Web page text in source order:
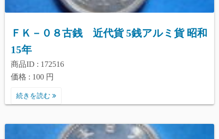
ＦＫ－０８古銭 近代貨 5銭アルミ貨 昭和
15年
商品ID : 172516
価格 : 100 円
続きを読む